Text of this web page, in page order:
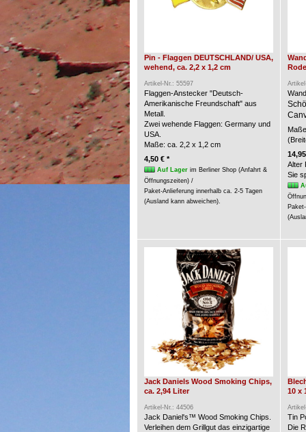
Pin - Flaggen DEUTSCHLAND/ USA,
wehend, ca. 2,2 x 1,2 cm
Artikel-Nr.: 55597
Flaggen-Anstecker "Deutsch-
Amerikanische Freundschaft" aus
Metall.
Zwei wehende Flaggen: Germany und
USA.
Maße: ca. 2,2 x 1,2 cm
4,50 € *
Auf Lagerim Berliner Shop (Anfahrt &
Öffnungszeiten) /
Paket-Anlieferung innerhalb ca. 2-5 Tagen
(Ausland kann abweichen).
Alter
Sie
Jack Daniels Wood Smoking Chips,
ca. 2,94 Liter
Artikel-Nr.: 44506
Jack Daniel's™ Wood Smoking Chips.
Verleihen dem Grillgut das einzigartige
10 x
Tin
Die